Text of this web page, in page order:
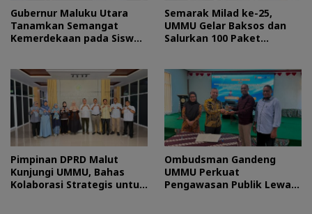
Gubernur Maluku Utara
Tanamkan Semangat
Kemerdekaan pada Siswa
Semarak Milad ke-25,
UMMU Gelar Baksos dan
Salurkan 100 Paket
Pimpinan DPRD Malut
Kunjungi UMMU, Bahas
Kolaborasi Strategis untuk
Ombudsman Gandeng
UMMU Perkuat
Pengawasan Publik Lewat